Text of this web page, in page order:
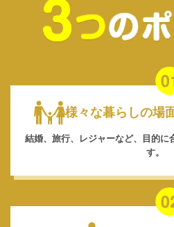
様々な暮らしの場
結婚、旅行、レジャーなど、目的に
す。